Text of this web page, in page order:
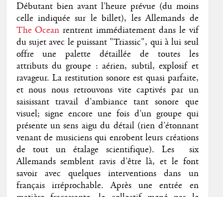
Débutant bien avant l’heure prévue (du moins
celle indiquée sur le billet), les Allemands de
The Ocean rentrent immédiatement dans le vif
du sujet avec le puissant "Triassic", qui à lui seul
offre une palette détaillée de toutes les
attributs du groupe : aérien, subtil, explosif et
ravageur. La restitution sonore est quasi parfaite,
et nous nous retrouvons vite captivés par un
saisissant travail d’ambiance tant sonore que
visuel; signe encore une fois d’un groupe qui
présente un sens aigu du détail (rien d’étonnant
venant de musiciens qui enrobent leurs créations
de tout un étalage scientifique). Les six
Allemands semblent ravis d’être là, et le font
savoir avec quelques interventions dans un
français irréprochable. Après une entrée en